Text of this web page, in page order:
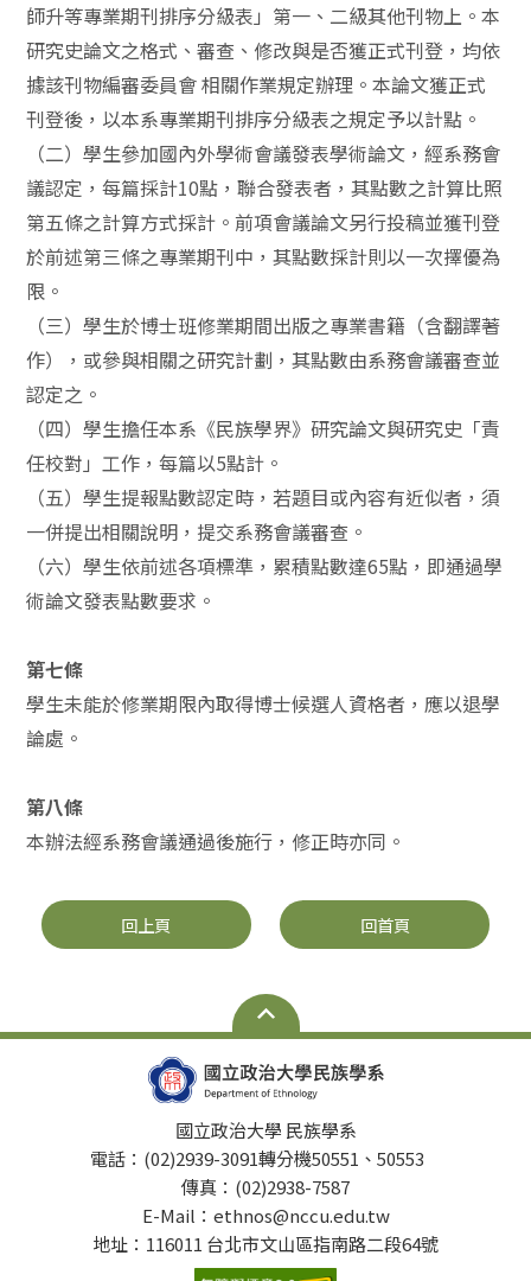
師升等專業期刊排序分級表」第一、二級其他刊物上。本
研究史論文之格式、審查、修改與是否獲正式刊登，均依
據該刊物編審委員會 相關作業規定辦理。本論文獲正式
刊登後，以本系專業期刊排序分級表之規定予以計點。
（二）學生參加國內外學術會議發表學術論文，經系務會
議認定，每篇採計10點，聯合發表者，其點數之計算比照
第五條之計算方式採計。前項會議論文另行投稿並獲刊登
於前述第三條之專業期刊中，其點數採計則以一次擇優為
限。
（三）學生於博士班修業期間出版之專業書籍（含翻譯著
作），或參與相關之研究計劃，其點數由系務會議審查並
認定之。
（四）學生擔任本系《民族學界》研究論文與研究史「責
任校對」工作，每篇以5點計。
（五）學生提報點數認定時，若題目或內容有近似者，須
一併提出相關說明，提交系務會議審查。
（六）學生依前述各項標準，累積點數達65點，即通過學
術論文發表點數要求。
第七條
學生未能於修業期限內取得博士候選人資格者，應以退學
論處。
第八條
本辦法經系務會議通過後施行，修正時亦同。
回上頁 回首頁
國立政治大學 民族學系
電話：(02)2939-3091轉分機50551、50553
傳真：(02)2938-7587
E-Mail：ethnos@nccu.edu.tw
地址：116011 台北市文山區指南路二段64號